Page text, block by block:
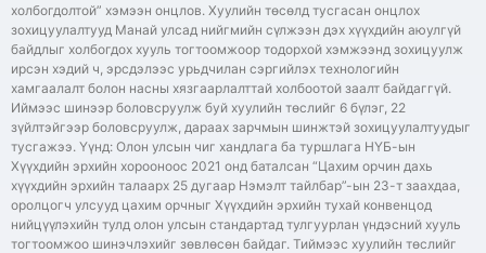
холбогдолтой” хэмээн онцлов. Хуулийн төсөлд тусгасан онцлох
зохицуулалтууд Манай улсад нийгмийн сүлжээн дэх хүүхдийн аюулгүй
байдлыг холбогдох хууль тогтоомжоор тодорхой хэмжээнд зохицуулж
ирсэн хэдий ч, эрсдэлээс урьдчилан сэргийлэх технологийн
хамгаалалт болон насны хязгаарлалттай холбоотой заалт байдаггүй.
Иймээс шинээр боловсруулж буй хуулийн төслийг 6 бүлэг, 22
зүйлтэйгээр боловсруулж, дараах зарчмын шинжтэй зохицуулалтуудыг
тусгажээ. Үүнд: Олон улсын чиг хандлага ба туршлага НҮБ-ын
Хүүхдийн эрхийн хорооноос 2021 онд баталсан “Цахим орчин дахь
хүүхдийн эрхийн талаарх 25 дугаар Нэмэлт тайлбар”-ын 23-т заахдаа,
оролцогч улсууд цахим орчныг Хүүхдийн эрхийн тухай конвенцод
нийцүүлэхийн тулд олон улсын стандартад тулгуурлан үндэсний хууль
тогтоомжоо шинэчлэхийг зөвлөсөн байдаг. Тиймээс хуулийн төслийг